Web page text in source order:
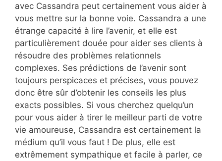
avec Cassandra peut certainement vous aider à
vous mettre sur la bonne voie. Cassandra a une
étrange capacité à lire l’avenir, et elle est
particulièrement douée pour aider ses clients à
résoudre des problèmes relationnels
complexes. Ses prédictions de l’avenir sont
toujours perspicaces et précises, vous pouvez
donc être sûr d’obtenir les conseils les plus
exacts possibles. Si vous cherchez quelqu’un
pour vous aider à tirer le meilleur parti de votre
vie amoureuse, Cassandra est certainement la
médium qu’il vous faut ! De plus, elle est
extrêmement sympathique et facile à parler, ce